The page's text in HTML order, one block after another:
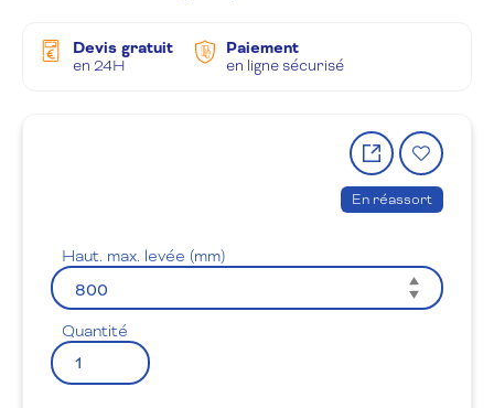
Devis gratuit
en 24H
Paiement
en ligne sécurisé
Partager
le
produit
à
la
En réassort
Haut. max. levée (mm)
Quantité